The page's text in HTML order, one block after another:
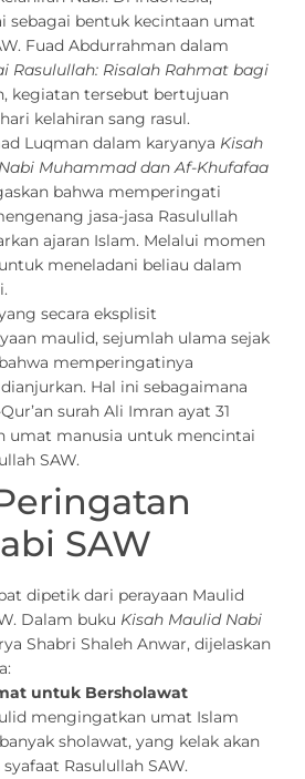
sebagai bentuk kecintaan umat
Fuad Abdurrahman dalam
Rasulullah: Risalah Rahmat bagi
kegiatan tersebut bertujuan
kelahiran sang rasul.
Luqman dalam karyanya Kisah
Muhammad dan Af-Khufafaa
bahwa memperingati
jasa-jasa Rasulullah
ajaran Islam. Melalui momen
meneladani beliau dalam
secara eksplisit
maulid, sejumlah ulama sejak
memperingatinya
Hal ini sebagaimana
surah Ali Imran ayat 31
umat manusia untuk mencintai
SAW.
SAW
dipetik dari perayaan Maulid
Dalam buku Kisah Maulid Nabi
Shabri Shaleh Anwar, dijelaskan
untuk Bersholawat
mengingatkan umat Islam
sholawat, yang kelak akan
Rasulullah SAW.